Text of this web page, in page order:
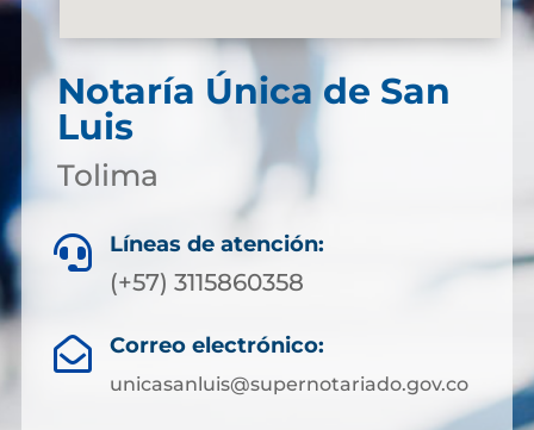
Notaría Única de San
Luis
Tolima
 Líneas de atención:
(+57) 3115860358
 Correo electrónico:
unicasanluis@supernotariado.gov.co